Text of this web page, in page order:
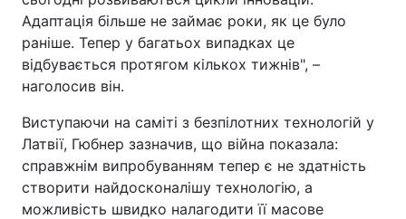
Адаптація більше не займає роки, як це було
раніше. Тепер у багатьох випадках це
відбувається протягом кількох тижнів", –
наголосив він.
Виступаючи на саміті з безпілотних технологій у
Латвії, Гюбнер зазначив, що війна показала:
справжнім випробуванням тепер є не здатність
створити найдосконалішу технологію, а
можливість швидко налагодити її масове